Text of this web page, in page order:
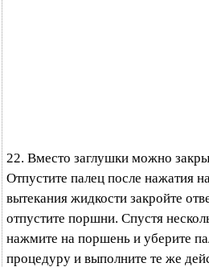
22. Вместо заглушки можно
Отпустите палец после нажатия
вытекания жидкости закройте
отпустите поршни. Спустя
нажмите на поршень и уберите
процедуру и выполните те же